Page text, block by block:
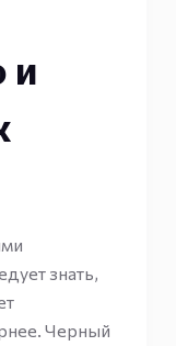
и
знать,
Черный